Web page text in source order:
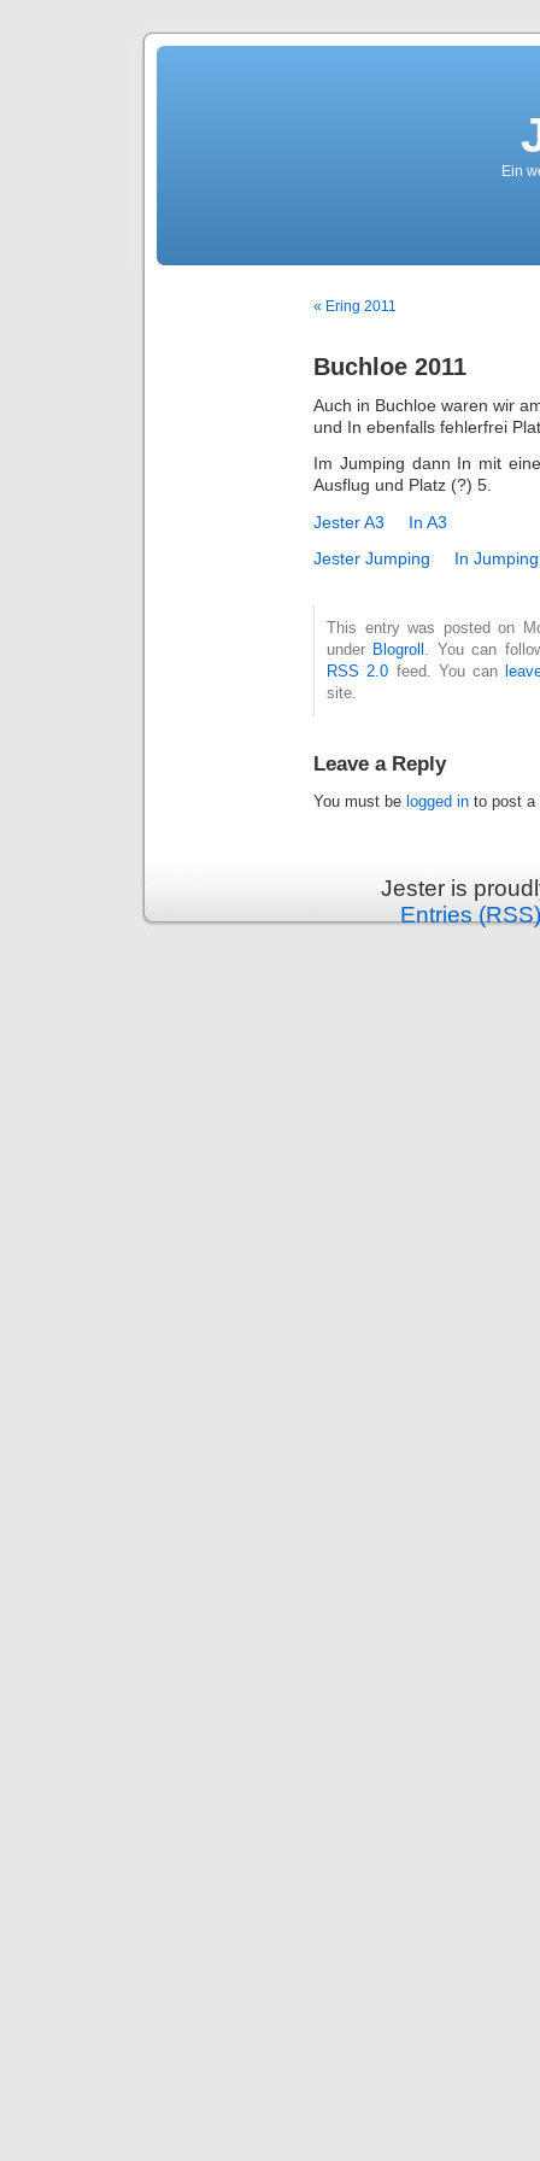
Ein
« Ering 2011
Buchloe 2011
Auch in Buchloe waren wir
und In ebenfalls fehlerfrei
Im Jumping dann In mit
Ausflug und Platz (?) 5.
Jester A3
In A3
Jester Jumping
In Jumping
This entry was posted on
under Blogroll . You can
RSS 2.0 feed. You can
site.
Leave a Reply
You must be logged in to post a
Jester is
Entries (RSS)